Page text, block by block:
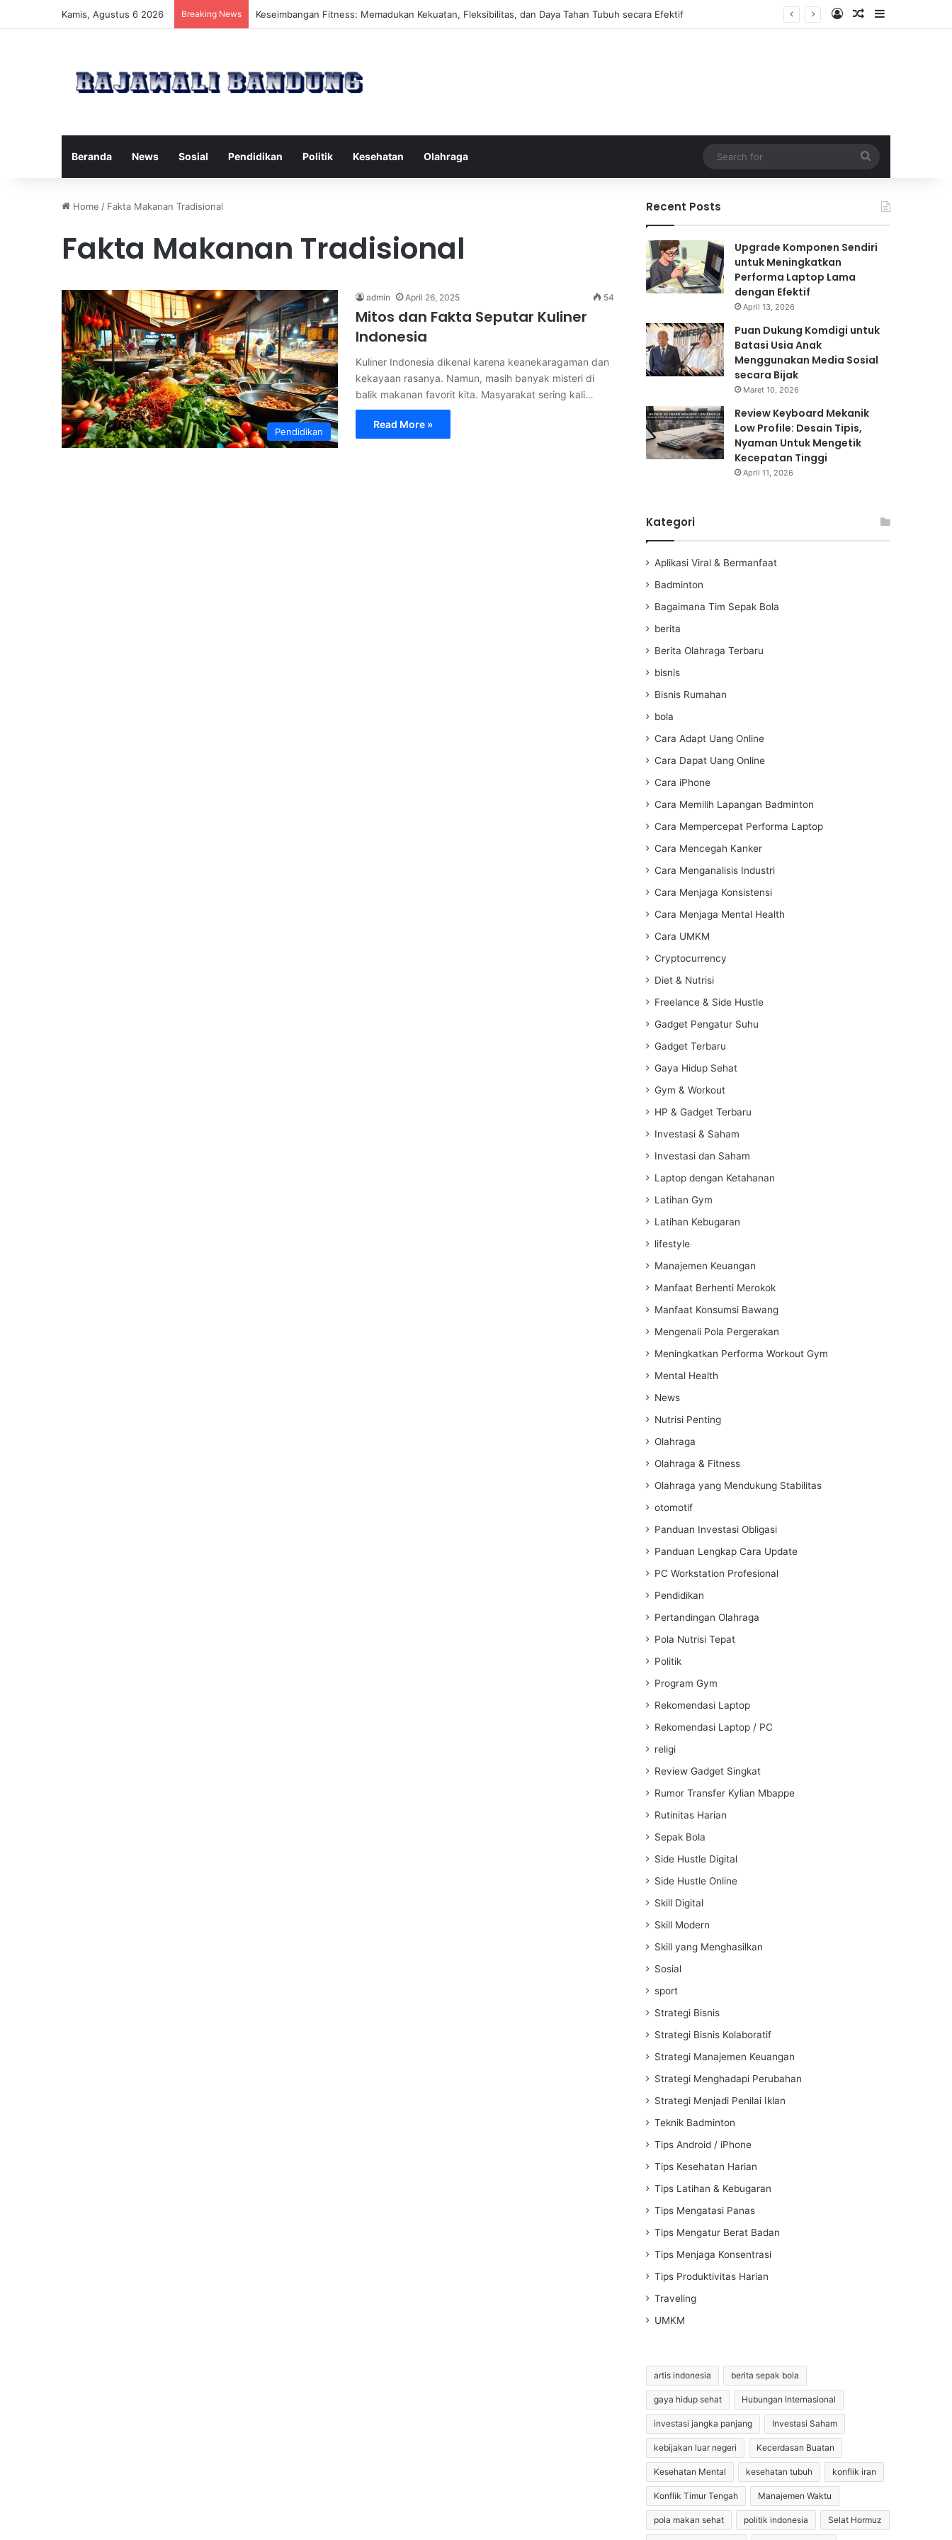
Kamis, Agustus 6 2026 Breaking News Manfaat Pilates Reformer untuk Meningkatkan Kekuatan Otot Inti Secara Efektif Log InRandom Article
Sidebar
Beranda News Sosial Pendidikan Politik Kesehatan Olahraga
for
Home / Fakta Makanan Tradisional
Fakta Makanan Tradisional
Pendidikan
admin April 26, 2025 54
Mitos dan Fakta Seputar Kuliner
Indonesia
Kuliner Indonesia dikenal karena keanekaragaman dan
kekayaan rasanya. Namun, masih banyak misteri di
balik makanan favorit kita. Masyarakat sering kali…
Read More »
Recent Posts
Upgrade Komponen Sendiri
untuk Meningkatkan
Performa Laptop Lama
dengan Efektif
April 13, 2026
Puan Dukung Komdigi untuk
Batasi Usia Anak
Menggunakan Media Sosial
secara Bijak
Maret 10, 2026
Review Keyboard Mekanik
Low Profile: Desain Tipis,
Nyaman Untuk Mengetik
Kecepatan Tinggi
April 11, 2026
Kategori
Aplikasi Viral & Bermanfaat
Badminton
Bagaimana Tim Sepak Bola
berita
Berita Olahraga Terbaru
bisnis
Bisnis Rumahan
bola
Cara Adapt Uang Online
Cara Dapat Uang Online
Cara iPhone
Cara Memilih Lapangan Badminton
Cara Mempercepat Performa Laptop
Cara Mencegah Kanker
Cara Menganalisis Industri
Cara Menjaga Konsistensi
Cara Menjaga Mental Health
Cara UMKM
Cryptocurrency
Diet & Nutrisi
Freelance & Side Hustle
Gadget Pengatur Suhu
Gadget Terbaru
Gaya Hidup Sehat
Gym & Workout
HP & Gadget Terbaru
Investasi & Saham
Investasi dan Saham
Laptop dengan Ketahanan
Latihan Gym
Latihan Kebugaran
lifestyle
Manajemen Keuangan
Manfaat Berhenti Merokok
Manfaat Konsumsi Bawang
Mengenali Pola Pergerakan
Meningkatkan Performa Workout Gym
Mental Health
News
Nutrisi Penting
Olahraga
Olahraga & Fitness
Olahraga yang Mendukung Stabilitas
otomotif
Panduan Investasi Obligasi
Panduan Lengkap Cara Update
PC Workstation Profesional
Pendidikan
Pertandingan Olahraga
Pola Nutrisi Tepat
Politik
Program Gym
Rekomendasi Laptop
Rekomendasi Laptop / PC
religi
Review Gadget Singkat
Rumor Transfer Kylian Mbappe
Rutinitas Harian
Sepak Bola
Side Hustle Digital
Side Hustle Online
Skill Digital
Skill Modern
Skill yang Menghasilkan
Sosial
sport
Strategi Bisnis
Strategi Bisnis Kolaboratif
Strategi Manajemen Keuangan
Strategi Menghadapi Perubahan
Strategi Menjadi Penilai Iklan
Teknik Badminton
Tips Android / iPhone
Tips Kesehatan Harian
Tips Latihan & Kebugaran
Tips Mengatasi Panas
Tips Mengatur Berat Badan
Tips Menjaga Konsentrasi
Tips Produktivitas Harian
Traveling
UMKM
artis indonesia berita sepak bola
gaya hidup sehat Hubungan Internasional
investasi jangka panjang Investasi Saham
kebijakan luar negeri Kecerdasan Buatan
Kesehatan Mental kesehatan tubuh konflik iran
Konflik Timur Tengah Manajemen Waktu
pola makan sehat politik indonesia Selat Hormuz